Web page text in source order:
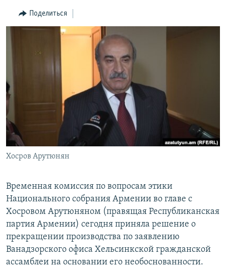
поискуНАГОРНЫЙ КАРАБАХ
КУЛЬТУРА
Հայերեն
Русский
Все сайты Радио Азатутюн
Поделиться
Хосров Арутюнян
Временная комиссия по вопросам этики
Национального собрания Армении во главе с
Хосровом Арутюняном (правящая Республиканская
партия Армении) сегодня приняла решение о
прекращении производства по заявлению
Ванадзорского офиса Хельсинкской гражданской
ассамблеи на основании его необоснованности.